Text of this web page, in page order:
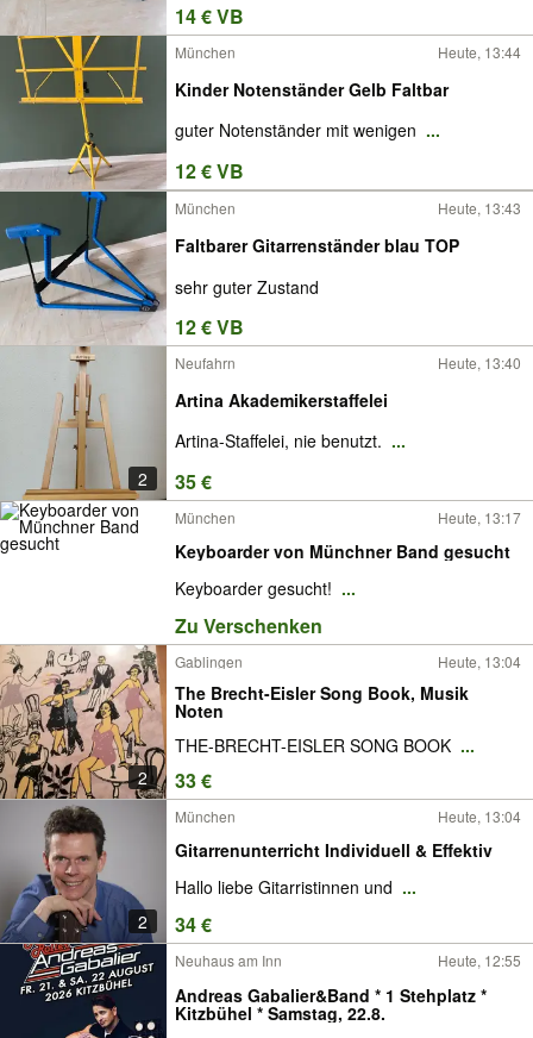
14 € VB
München Heute, 13:44
Kinder Notenständer Gelb Faltbar
guter Notenständer mit wenigen ...
12 € VB
München Heute, 13:43
Faltbarer Gitarrenständer blau TOP
sehr guter Zustand
12 € VB
2
Neufahrn Heute, 13:40
Artina Akademikerstaffelei
Artina-Staffelei, nie benutzt. ...
35 €
München Heute, 13:17
Keyboarder von Münchner Band gesucht
Keyboarder gesucht! ...
Zu Verschenken
2
Gablingen Heute, 13:04
The Brecht-Eisler Song Book, Musik
Noten
THE-BRECHT-EISLER SONG BOOK ...
33 €
2
München Heute, 13:04
Gitarrenunterricht Individuell & Effektiv
Hallo liebe Gitarristinnen und ...
34 €
Neuhaus am Inn Heute, 12:55
Andreas Gabalier&Band * 1 Stehplatz *
Kitzbühel * Samstag, 22.8.